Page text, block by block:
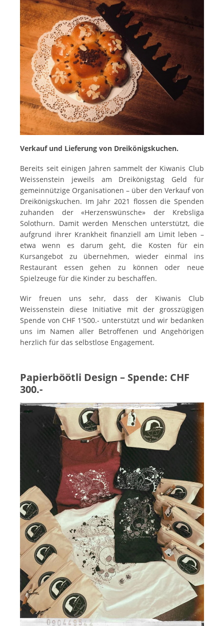
Verkauf und Lieferung von Dreikönigskuchen.
Bereits seit einigen Jahren sammelt der Kiwanis Club
Weissenstein jeweils am Dreikönigstag Geld für
gemeinnützige Organisationen – über den Verkauf von
Dreikönigskuchen. Im Jahr 2021 flossen die Spenden
zuhanden der «Herzenswünsche» der Krebsliga
Solothurn. Damit werden Menschen unterstützt, die
aufgrund ihrer Krankheit finanziell am Limit leben –
etwa wenn es darum geht, die Kosten für ein
Kursangebot zu übernehmen, wieder einmal ins
Restaurant essen gehen zu können oder neue
Spielzeuge für die Kinder zu beschaffen.
Wir freuen uns sehr, dass der Kiwanis Club
Weissenstein diese Initiative mit der grosszügigen
Spende von CHF 1'500.- unterstützt und wir bedanken
uns im Namen aller Betroffenen und Angehörigen
herzlich für das selbstlose Engagement.
Papierböötli Design – Spende: CHF
300.-